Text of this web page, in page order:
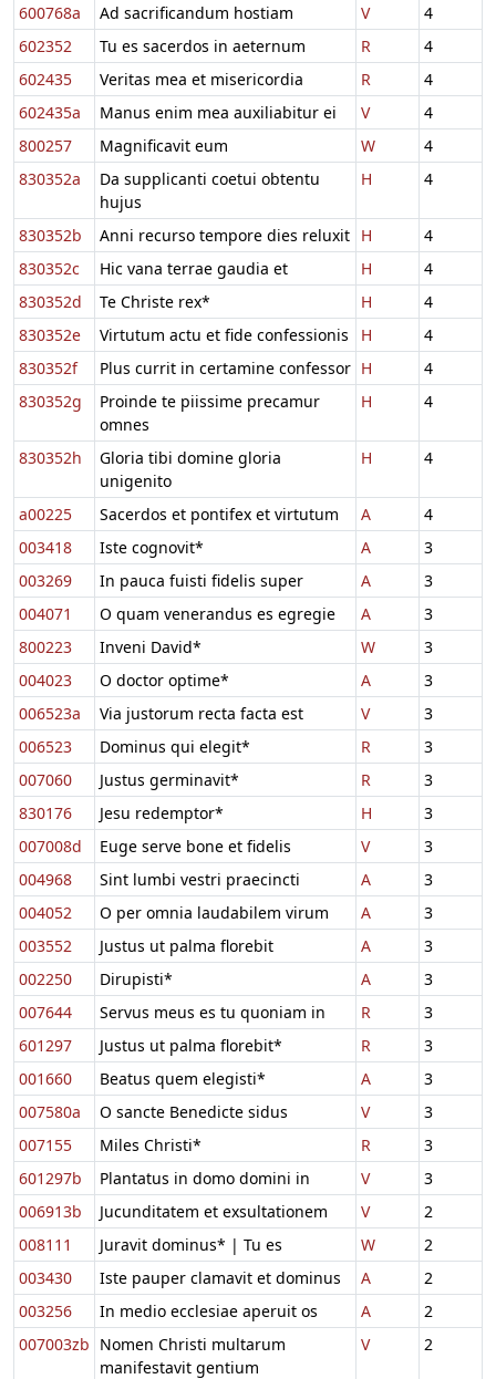
600768a
Ad sacrificandum hostiam V
4
602352
Tu es sacerdos in aeternum R
4
602435
Veritas mea et misericordia R
4
602435a
Manus enim mea auxiliabitur ei V
4
800257
Magnificavit eum W
4
830352a
Da supplicanti coetui obtentu
hujus
H 4
830352b Anni recurso tempore dies reluxit H
4
830352c
Hic vana terrae gaudia et H
4
830352d
Te Christe rex* H
4
830352e
Virtutum actu et fide confessionis H
4
830352f
Plus currit in certamine confessor H
4
830352g
Proinde te piissime precamur
omnes
H 4
830352h
Gloria tibi domine gloria
unigenito
H 4
a00225 Sacerdos et pontifex et virtutum A
4
003418
Iste cognovit* A
3
003269
In pauca fuisti fidelis super A
3
004071
O quam venerandus es egregie A
3
800223
Inveni David* W
3
004023
O doctor optime* A
3
006523a
Via justorum recta facta est V
3
006523
Dominus qui elegit* R
3
007060
Justus germinavit* R
3
830176
Jesu redemptor* H
3
007008d
Euge serve bone et fidelis V
3
004968
Sint lumbi vestri praecincti A
3
004052
O per omnia laudabilem virum A
3
003552
Justus ut palma florebit A
3
002250
Dirupisti* A
3
007644
Servus meus es tu quoniam in R
3
601297
Justus ut palma florebit* R
3
001660
Beatus quem elegisti* A
3
007580a
O sancte Benedicte sidus V
3
007155
Miles Christi* R
3
601297b
Plantatus in domo domini in V
3
006913b
Jucunditatem et exsultationem V
2
008111
Juravit dominus* | Tu es W
2
003430
Iste pauper clamavit et dominus A
2
003256
In medio ecclesiae aperuit os A
2
007003zb Nomen Christi multarum
manifestavit gentium
V 2